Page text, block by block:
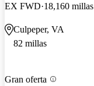
EX FWD 18,160 millas
Culpeper, VA
82 millas
Gran oferta